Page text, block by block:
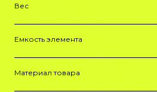
Вес
Емкость элемента
Материал товара